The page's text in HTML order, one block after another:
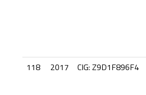
118 2017 CIG: Z9D1F896F4